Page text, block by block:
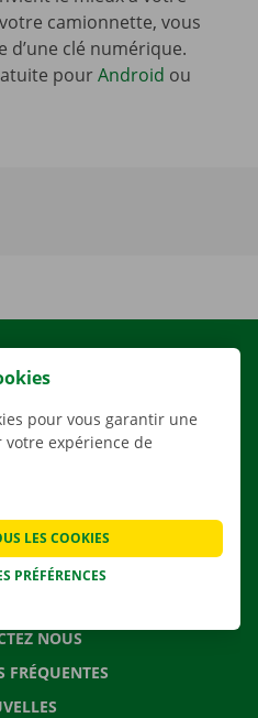
camionnette, vous
d’une clé numérique.
pourAndroid ou
DÉMÉNAGEMENT
NOUS
FRÉQUENTES
pour vous garantir une
expérience de
PRÉFÉRENCES
LES COOKIES